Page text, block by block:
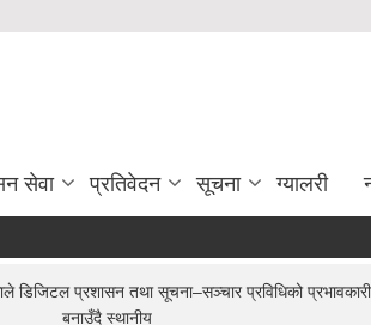
सेवा प्रतिवेदन सूचना ग्यालरी
प्रशासन तथा सूचना–सञ्चार प्रविधिको प्रभावकारी
बनाउँदै स्थानीय